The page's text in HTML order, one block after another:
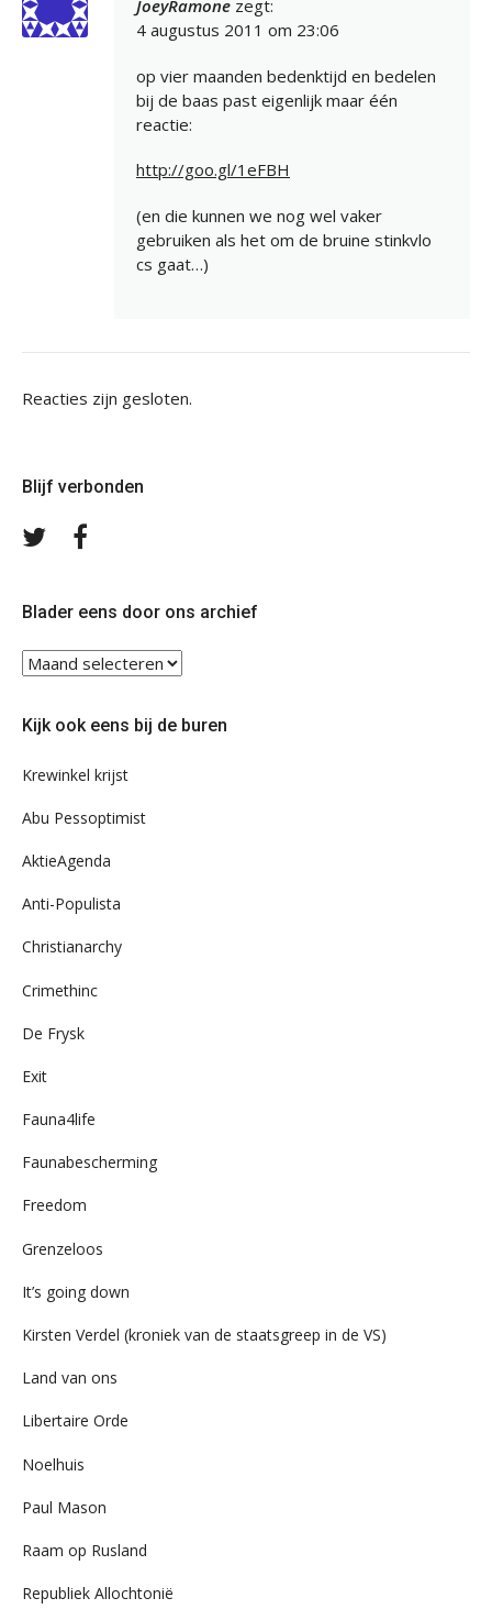
JoeyRamone zegt:
4 augustus 2011 om 23:06
op vier maanden bedenktijd en bedelen
bij de baas past eigenlijk maar één
reactie:
http://goo.gl/1eFBH
(en die kunnen we nog wel vaker
gebruiken als het om de bruine stinkvlo
cs gaat…)
Reacties zijn gesloten.
Blijf verbonden
Volg
Blader eens door ons archief
Blader
eens
ons
Kijk ook eens bij de buren
Krewinkel krijst
Abu Pessoptimist
AktieAgenda
Anti-Populista
Christianarchy
Crimethinc
De Frysk
Exit
Fauna4life
Faunabescherming
Freedom
Grenzeloos
It’s going down
Kirsten Verdel (kroniek van de staatsgreep in de VS)
Land van ons
Libertaire Orde
Noelhuis
Paul Mason
Raam op Rusland
Republiek Allochtonië